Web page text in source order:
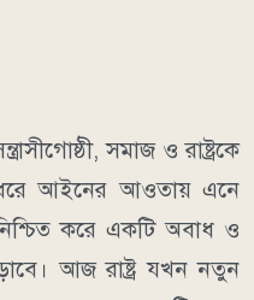
সমাজ ও রাষ্ট্রকে
ধরে আইনের আওতায় এনে
করে একটি অবাধ ও
আজ রাষ্ট্র যখন নতুন